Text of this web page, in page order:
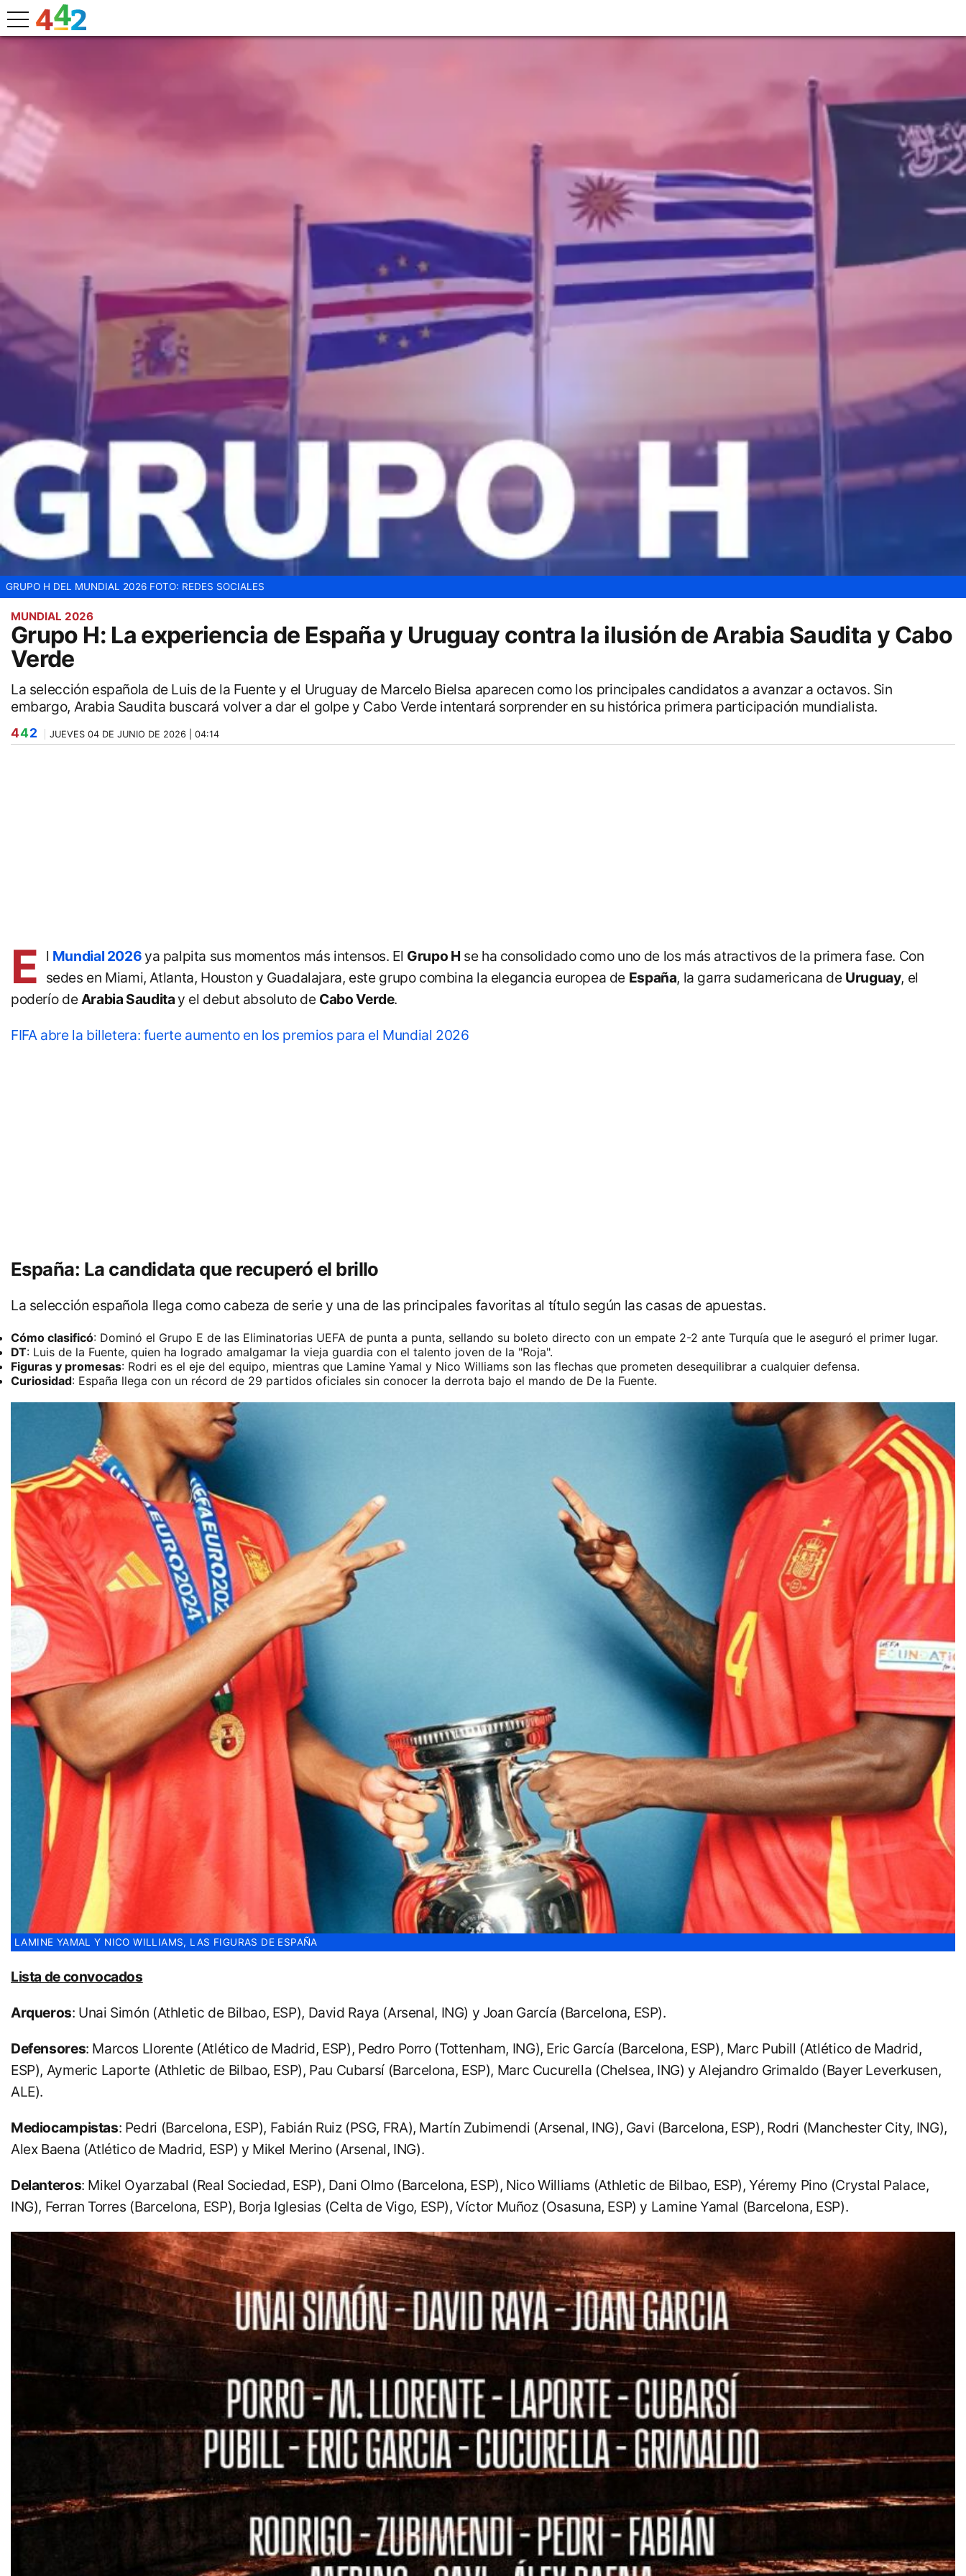
GRUPO H DEL MUNDIAL 2026 FOTO: REDES SOCIALES
MUNDIAL 2026
Grupo H: La experiencia de España y Uruguay contra la ilusión de Arabia Saudita y Cabo
Verde
La selección española de Luis de la Fuente y el Uruguay de Marcelo Bielsa aparecen como los principales candidatos a avanzar a octavos. Sin
embargo, Arabia Saudita buscará volver a dar el golpe y Cabo Verde intentará sorprender en su histórica primera participación mundialista.
442 JUEVES 04 DE JUNIO DE 2026 | 04:14
E l Mundial 2026ya palpita sus momentos más intensos. El Grupo H se ha consolidado como uno de los más atractivos de la primera fase. Con
sedes en Miami, Atlanta, Houston y Guadalajara, este grupo combina la elegancia europea de España, la garra sudamericana de Uruguay, el
poderío deArabia Sauditay el debut absoluto de Cabo Verde.
FIFA abre la billetera: fuerte aumento en los premios para el Mundial 2026
España: La candidata que recuperó el brillo
La selección española llega como cabeza de serie y una de las principales favoritas al título según las casas de apuestas.
Cómo clasificó: Dominó el Grupo E de las Eliminatorias UEFA de punta a punta, sellando su boleto directo con un empate 2-2 ante Turquía que le aseguró el primer lugar.
DT: Luis de la Fuente, quien ha logrado amalgamar la vieja guardia con el talento joven de la "Roja".
Figuras y promesas: Rodri es el eje del equipo, mientras que Lamine Yamal y Nico Williams son las flechas que prometen desequilibrar a cualquier defensa.
Curiosidad: España llega con un récord de 29 partidos oficiales sin conocer la derrota bajo el mando de De la Fuente.
LAMINE YAMAL Y NICO WILLIAMS, LAS FIGURAS DE ESPAÑA
Lista de convocados
Arqueros: Unai Simón (Athletic de Bilbao, ESP), David Raya (Arsenal, ING) y Joan García (Barcelona, ESP).
Defensores: Marcos Llorente (Atlético de Madrid, ESP), Pedro Porro (Tottenham, ING), Eric García (Barcelona, ESP), Marc Pubill (Atlético de Madrid,
ESP), Aymeric Laporte (Athletic de Bilbao, ESP), Pau Cubarsí (Barcelona, ESP), Marc Cucurella (Chelsea, ING) y Alejandro Grimaldo (Bayer Leverkusen,
ALE).
Mediocampistas: Pedri (Barcelona, ESP), Fabián Ruiz (PSG, FRA), Martín Zubimendi (Arsenal, ING), Gavi (Barcelona, ESP), Rodri (Manchester City, ING),
Alex Baena (Atlético de Madrid, ESP) y Mikel Merino (Arsenal, ING).
Delanteros: Mikel Oyarzabal (Real Sociedad, ESP), Dani Olmo (Barcelona, ESP), Nico Williams (Athletic de Bilbao, ESP), Yéremy Pino (Crystal Palace,
ING), Ferran Torres (Barcelona, ESP), Borja Iglesias (Celta de Vigo, ESP), Víctor Muñoz (Osasuna, ESP) y Lamine Yamal (Barcelona, ESP).